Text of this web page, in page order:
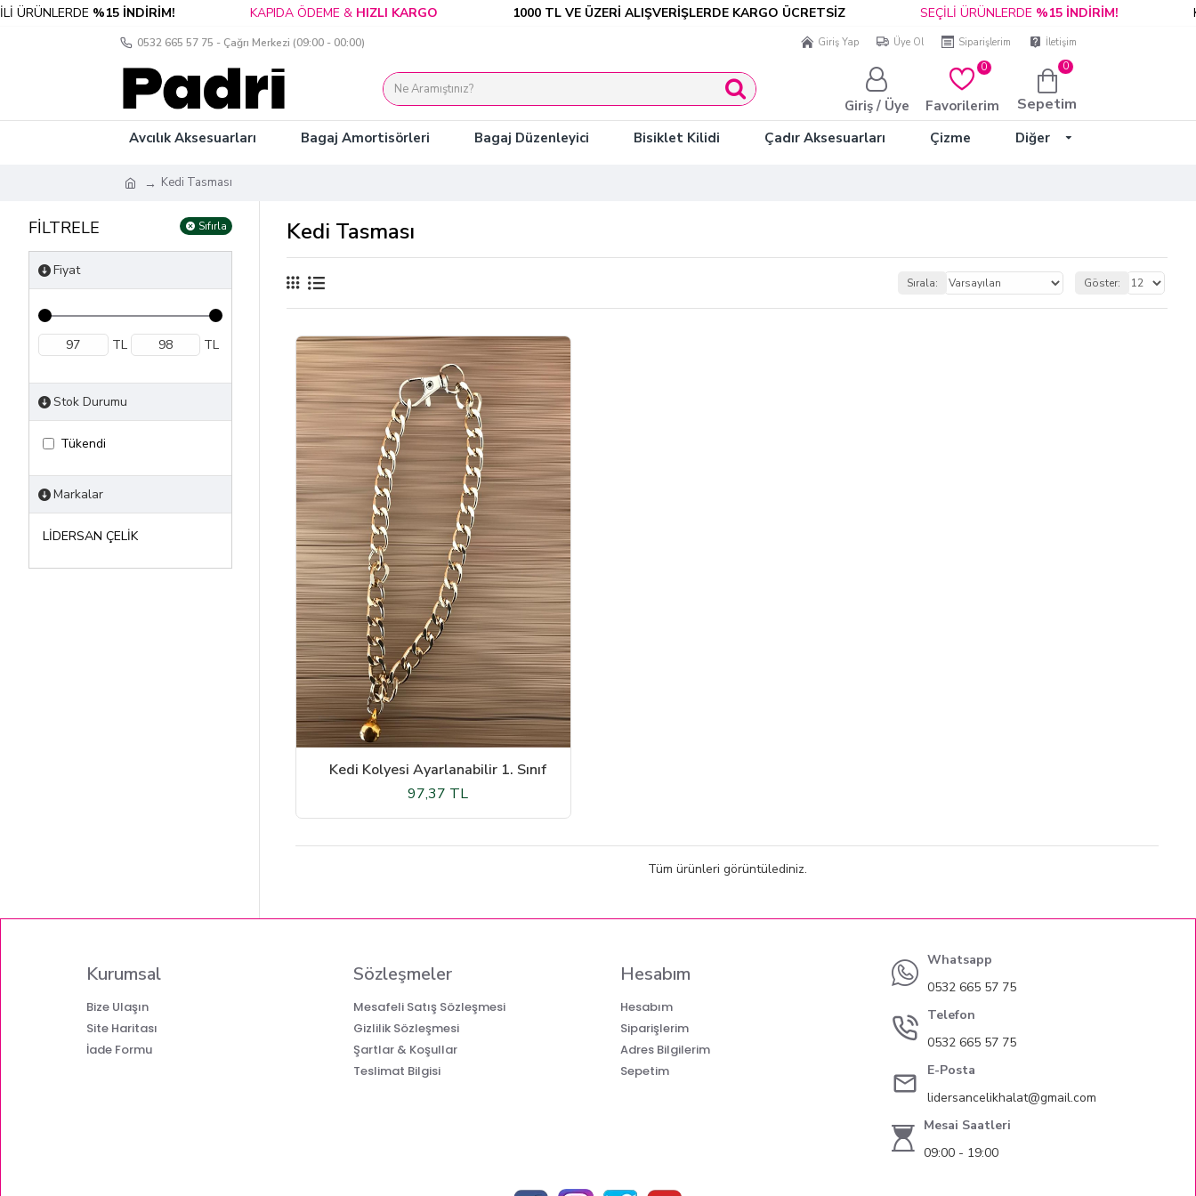
%15 İNDİRİM! KAPIDA ÖDEME &HIZLI KARGO 1000 TL VE ÜZERİ ALIŞVERİŞLERDE KARGO ÜCRETSİZ SEÇİLİ ÜRÜNLERDE%15 İNDİRİM!
0532 665 57 75 - Çağrı Merkezi (09:00 - 00:00) Giriş Yap Üye Ol Siparişlerim İletişim
Giriş / Üye Favorilerim
0
Sepetim
0
Avcılık Aksesuarları Bagaj Amortisörleri Bagaj Düzenleyici Bisiklet Kilidi Çadır Aksesuarları Çizme Diğer
Kedi Tasması
FİLTRELE Sıfırla
Fiyat
TL TL
Markalar
LİDERSAN ÇELİK
Stok Durumu
Tükendi
Kedi Tasması
Sırala: Göster:
Kedi Kolyesi Ayarlanabilir 1. Sınıf
97,37 TL
Tüm ürünleri görüntülediniz.
Kurumsal
Bize Ulaşın
Site Haritası
İade Formu
Sözleşmeler
Mesafeli Satış Sözleşmesi
Gizlilik Sözleşmesi
Şartlar & Koşullar
Teslimat Bilgisi
Hesabım
Hesabım
Siparişlerim
Adres Bilgilerim
Sepetim
Whatsapp
0532 665 57 75
Telefon
0532 665 57 75
E-Posta
lidersancelikhalat@gmail.com
Mesai Saatleri
09:00 - 19:00